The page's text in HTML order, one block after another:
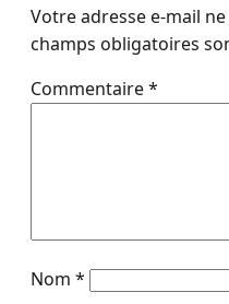
Votre adresse e-mail
champs obligatoires
Commentaire*
Nom *